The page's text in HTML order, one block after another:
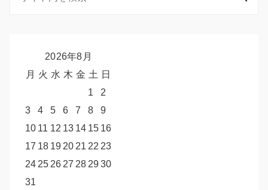
2026年8月
月 火 水 木 金 土 日
1
2
3
4 5 6 7 8
9
10 11 12 13 14 15 16
17 18 19 20 21 22 23
24 25 26 27 28 2930
31